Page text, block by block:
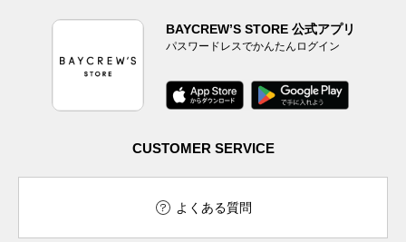
BAYCREW’S STORE 公式アプリ
パスワードレスでかんたんログイン
CUSTOMER SERVICE
よくある質問